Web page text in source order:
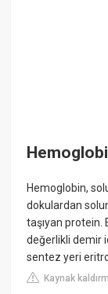
Hemoglobin,
dokulardan
taşıyan protein.
değerlikli demir
sentez yeri
Kaynak